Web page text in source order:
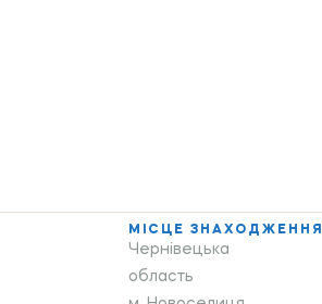
МІСЦЕ ЗНАХОДЖЕННЯ
Чернівецька
область